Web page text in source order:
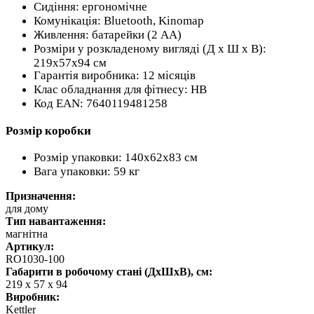
Сидіння: ергономічне
Комунікація: Bluetooth, Kinomap
Живлення: батарейки (2 АА)
Розміри у розкладеному вигляді (Д х Ш х В):
219x57x94 см
Гарантія виробника: 12 місяців
Клас обладнання для фітнесу: НВ
Код EAN: 7640119481258
Розмір коробки
Розмір упаковки: 140x62x83 см
Вага упаковки: 59 кг
Призначення:
для дому
Тип навантаження:
магнітна
Артикул:
RO1030-100
Габарити в робочому стані (ДхШхВ), см:
219 x 57 x 94
Виробник:
Kettler